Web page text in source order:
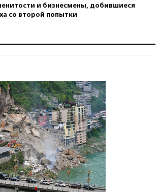
и бизнесмены, добившиеся
со второй попытки